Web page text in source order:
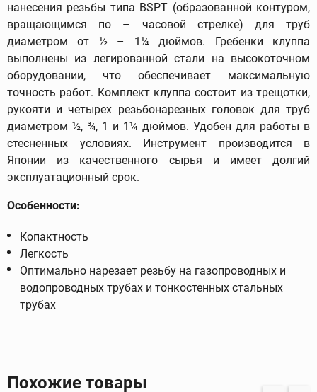
нанесения резьбы типа BSPT (образованной контуром,
вращающимся по – часовой стрелке) для труб
диаметром от ½ – 1¼ дюймов. Гребенки клуппа
выполнены из легированной стали на высокоточном
оборудовании, что обеспечивает максимальную
точность работ. Комплект клуппа состоит из трещотки,
рукояти и четырех резьбонарезных головок для труб
диаметром ½, ¾, 1 и 1¼ дюймов. Удобен для работы в
стесненных условиях. Инструмент производится в
Японии из качественного сырья и имеет долгий
эксплуатационный срок.
Особенности:
Копактность
Легкость
Оптимально нарезает резьбу на газопроводных и
водопроводных трубах и тонкостенных стальных
трубах
Похожие товары